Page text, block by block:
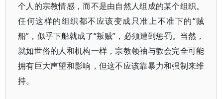
个人的宗教情感，而不是由自然人组成的某个组织。
任何这样的组织都不应该变成只准上不准下的“贼
船”，似乎下船就成了“叛贼”，必须遭到惩罚。当然，
就如世俗的人和机构一样，宗教领袖与教会完全可能
拥有巨大声望和影响，但这不应该靠暴力和强制来维
持。